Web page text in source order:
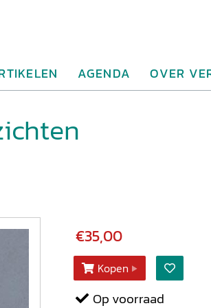
AGENDA OVER
€35,00
Kopen
Op voorraad